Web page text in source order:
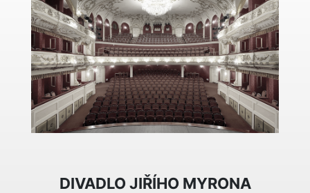
DIVADLO JIŘÍHO MYRONA